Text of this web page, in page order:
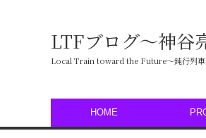
LTFブログ〜神
Local Train toward the Future〜鈍行列車
HOME